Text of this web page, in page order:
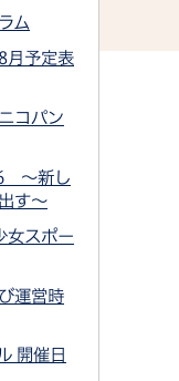
ム
予定表
コパン
～新し
す～
スポー
運営時
開催日